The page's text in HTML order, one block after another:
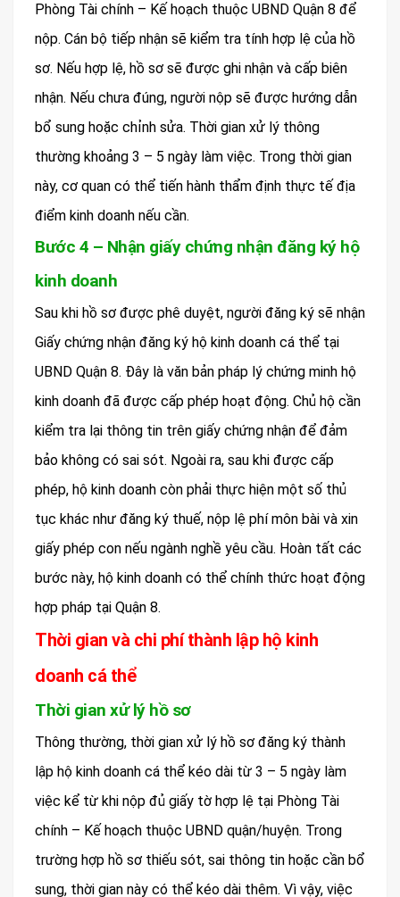
Phòng Tài chính – Kế hoạch thuộc UBND Quận 8 để
nộp. Cán bộ tiếp nhận sẽ kiểm tra tính hợp lệ của hồ
sơ. Nếu hợp lệ, hồ sơ sẽ được ghi nhận và cấp biên
nhận. Nếu chưa đúng, người nộp sẽ được hướng dẫn
bổ sung hoặc chỉnh sửa. Thời gian xử lý thông
thường khoảng 3 – 5 ngày làm việc. Trong thời gian
này, cơ quan có thể tiến hành thẩm định thực tế địa
điểm kinh doanh nếu cần.
Bước 4 – Nhận giấy chứng nhận đăng ký hộ
kinh doanh
Sau khi hồ sơ được phê duyệt, người đăng ký sẽ nhận
Giấy chứng nhận đăng ký hộ kinh doanh cá thể tại
UBND Quận 8. Đây là văn bản pháp lý chứng minh hộ
kinh doanh đã được cấp phép hoạt động. Chủ hộ cần
kiểm tra lại thông tin trên giấy chứng nhận để đảm
bảo không có sai sót. Ngoài ra, sau khi được cấp
phép, hộ kinh doanh còn phải thực hiện một số thủ
tục khác như đăng ký thuế, nộp lệ phí môn bài và xin
giấy phép con nếu ngành nghề yêu cầu. Hoàn tất các
bước này, hộ kinh doanh có thể chính thức hoạt động
hợp pháp tại Quận 8.
Thời gian và chi phí thành lập hộ kinh
doanh cá thể
Thời gian xử lý hồ sơ
Thông thường, thời gian xử lý hồ sơ đăng ký thành
lập hộ kinh doanh cá thể kéo dài từ 3 – 5 ngày làm
việc kể từ khi nộp đủ giấy tờ hợp lệ tại Phòng Tài
chính – Kế hoạch thuộc UBND quận/huyện. Trong
trường hợp hồ sơ thiếu sót, sai thông tin hoặc cần bổ
sung, thời gian này có thể kéo dài thêm. Vì vậy, việc